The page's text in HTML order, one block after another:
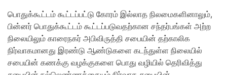
பொதுக்கூட்டம் கூட்டப்பட்டு கோரம் இல்லாத நிலமைகளினாலும்,
பின்னர் பொதுக்கூட்டம் கூட்டப்படுவதற்கான சந்தர்பங்கள் அற்ற
நிலையிலும் காரைநகர் அபிவிருத்தி சபையின் தற்காலிக
நிர்வாகமானது இரண்டு ஆண்டுகளை கடந்துள்ள நிலையில்
சபையின் கணக்கு வழக்குகளை பொது வழியில் தெரிவித்து